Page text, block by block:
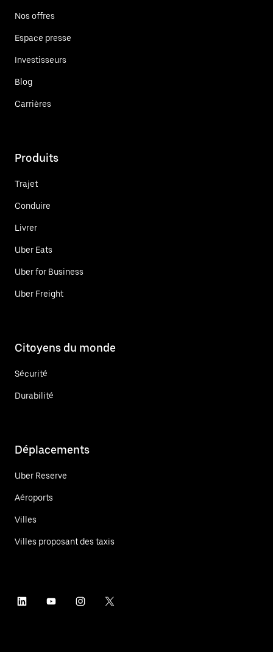
Nos offres
Espace presse
Investisseurs
Blog
Carrières
Produits
Trajet
Conduire
Livrer
Uber Eats
Uber for Business
Uber Freight
Citoyens du monde
Sécurité
Durabilité
Déplacements
Uber Reserve
Aéroports
Villes
Villes proposant des taxis